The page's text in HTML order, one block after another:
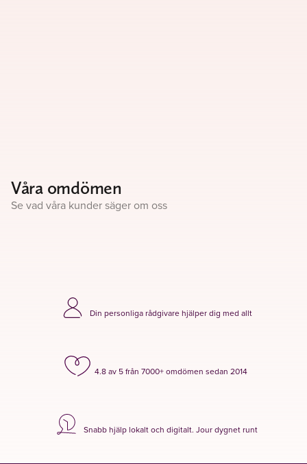
Våra omdömen
Se vad våra kunder säger om oss
Din personliga rådgivare hjälper dig med allt
4.8 av 5 från 7000+ omdömen sedan 2014
Snabb hjälp lokalt och digitalt. Jour dygnet runt